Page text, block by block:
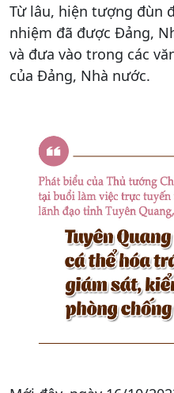
Từ lâu, hiện tượng đùn
nhiệm đã được Ðảng,
và đưa vào trong các
của Đảng, Nhà nước.